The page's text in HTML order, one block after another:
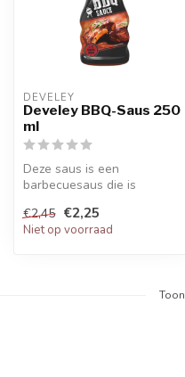
DEVELEY
Develey BBQ-Saus 250
ml
Deze saus is een
barbecuesaus die is
voedsel zoals ge...
€2,45 €2,25
Niet op voorraad
Toon